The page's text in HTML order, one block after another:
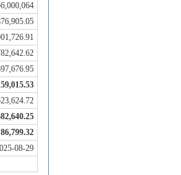
08-29